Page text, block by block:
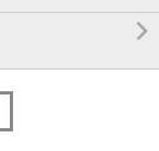
